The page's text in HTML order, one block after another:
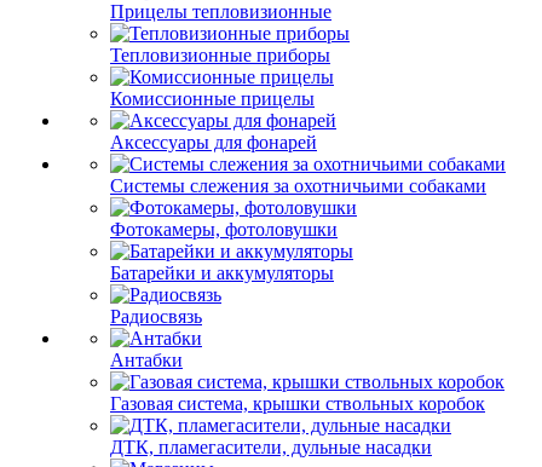
Прицелы тепловизионные
Тепловизионные приборы
Комиссионные прицелы
Аксессуары для фонарей
Системы слежения за охотничьими собаками
Фотокамеры, фотоловушки
Батарейки и аккумуляторы
Радиосвязь
Антабки
Газовая система, крышки ствольных коробок
ДТК, пламегасители, дульные насадки